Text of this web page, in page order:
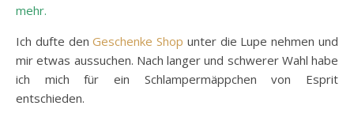
mehr.
Ich dufte denGeschenke Shop unter die Lupe nehmen und
mir etwas aussuchen. Nach langer und schwerer Wahl habe
ich mich für ein Schlampermäppchen von Esprit
entschieden.